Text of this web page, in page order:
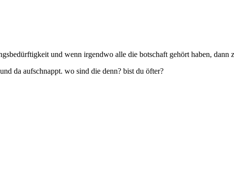
und wenn irgendwo alle die botschaft gehört haben, dann
da aufschnappt. wo sind die denn? bist du öfter?